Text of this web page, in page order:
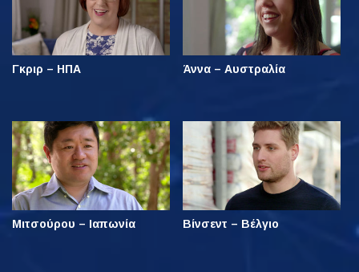
Γκριρ – ΗΠΑ Άννα – Αυστραλία
Μιτσούρου – Ιαπωνία Βίνσεντ – Βέλγιο